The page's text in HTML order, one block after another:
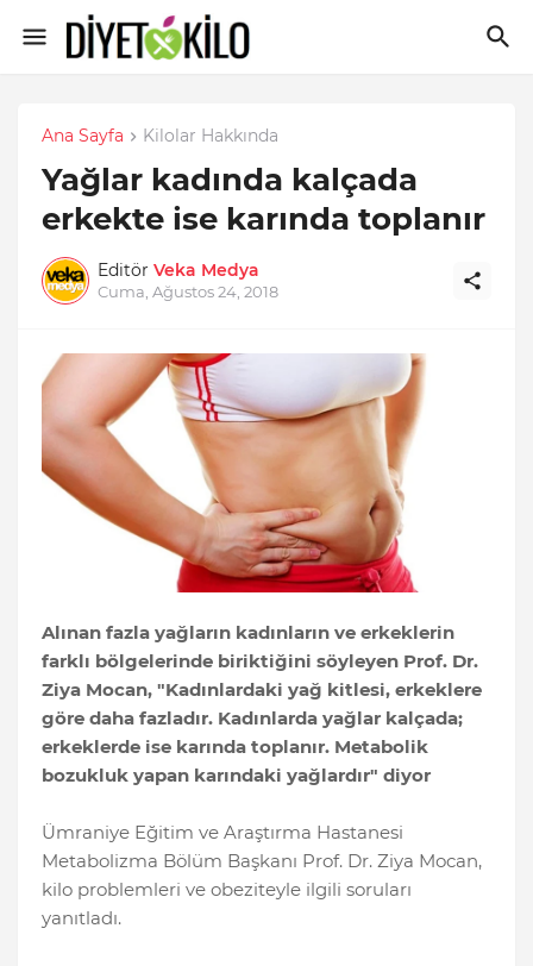
Ana Sayfa Kilolar Hakkında
Yağlar kadında kalçada
erkekte ise karında toplanır
Editör Veka Medya
Cuma, Ağustos 24, 2018
Alınan fazla yağların kadınların ve erkeklerin
farklı bölgelerinde biriktiğini söyleyen Prof. Dr.
Ziya Mocan, "Kadınlardaki yağ kitlesi, erkeklere
göre daha fazladır. Kadınlarda yağlar kalçada;
erkeklerde ise karında toplanır. Metabolik
bozukluk yapan karındaki yağlardır" diyor
Ümraniye Eğitim ve Araştırma Hastanesi
Metabolizma Bölüm Başkanı Prof. Dr. Ziya Mocan,
kilo problemleri ve obeziteyle ilgili soruları
yanıtladı.